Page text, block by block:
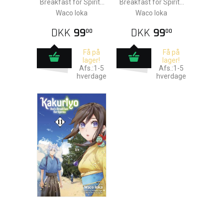
Breakfast for Spirits
vol. 9
Waco Ioka
DKK 9900
Få på
lager!
Afs.:1-5
hverdage
Breakfast for Spirits
vol. 10
Waco Ioka
DKK 9900
Få på
lager!
Afs.:1-5
hverdage